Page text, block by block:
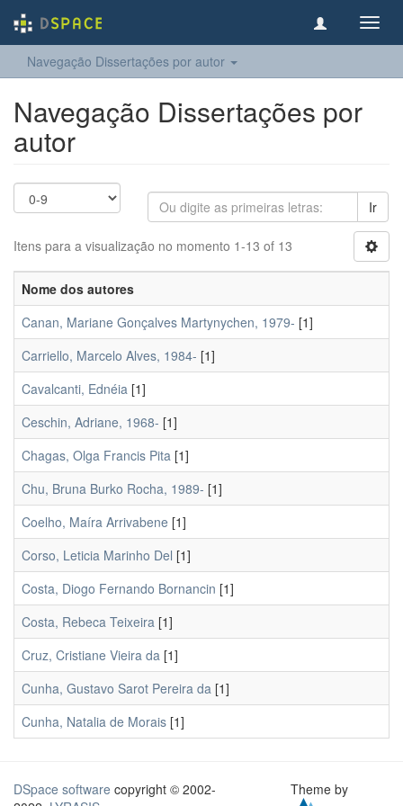
Navegação Dissertações por autor
Navegação Dissertações por
autor
Ir
Itens para a visualização no momento 1-13 of 13
Nome dos autores
Canan, Mariane Gonçalves Martynychen, 1979- [1]
Carriello, Marcelo Alves, 1984- [1]
Cavalcanti, Ednéia [1]
Ceschin, Adriane, 1968- [1]
Chagas, Olga Francis Pita [1]
Chu, Bruna Burko Rocha, 1989- [1]
Coelho, Maíra Arrivabene [1]
Corso, Leticia Marinho Del [1]
Costa, Diogo Fernando Bornancin [1]
Costa, Rebeca Teixeira [1]
Cruz, Cristiane Vieira da [1]
Cunha, Gustavo Sarot Pereira da [1]
Cunha, Natalia de Morais [1]
DSpace software copyright © 2002-
Theme by